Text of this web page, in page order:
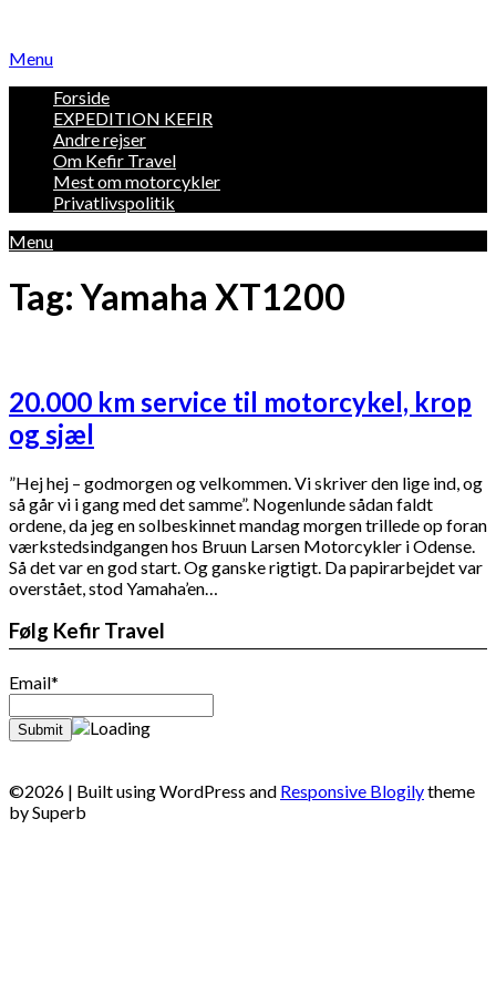
content
Menu
Forside
EXPEDITION KEFIR
Andre rejser
Om Kefir Travel
Mest om motorcykler
Privatlivspolitik
Menu
Tag:Yamaha XT1200
20.000 km service til motorcykel, krop
og sjæl
”Hej hej – godmorgen og velkommen. Vi skriver den lige ind, og
så går vi i gang med det samme”. Nogenlunde sådan faldt
ordene, da jeg en solbeskinnet mandag morgen trillede op foran
værkstedsindgangen hos Bruun Larsen Motorcykler i Odense.
Så det var en god start. Og ganske rigtigt. Da papirarbejdet var
overstået, stod Yamaha’en…
Følg Kefir Travel
Email*
©2026 | Built using WordPress and Responsive Blogilytheme
by Superb